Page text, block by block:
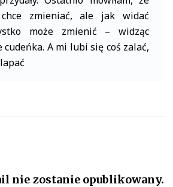
zmieniać, ale jak widać
może zmienić – widząc
cudeńka. A mi lubi się coś zalać,
nie zostanie opublikowany.